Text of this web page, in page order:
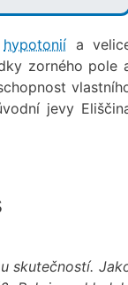
hypotonií a
zorného pole
jevy
skutečností.